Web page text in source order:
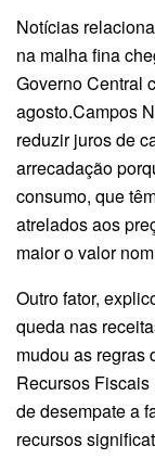
Notícias
na malha fina
Governo Central
agosto.Campos
reduzir juros de
arrecadação
consumo, que
atrelados aos
maior o valor
Outro fator,
queda nas
mudou as regras
Recursos
de desempate a
recursos